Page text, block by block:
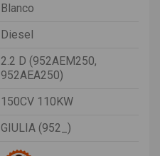
Blanco
Diesel
2.2 D (952AEM250,
952AEA250)
150CV 110KW
GIULIA (952_)